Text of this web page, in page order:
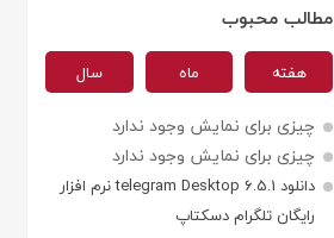
مطالب محبوب
هفته ماه سال
چیزی برای نمایش وجود ندارد
چیزی برای نمایش وجود ندارد
دانلود telegram Desktop 6.5.1 نرم افزار
رایگان تلگرام دسکتاپ